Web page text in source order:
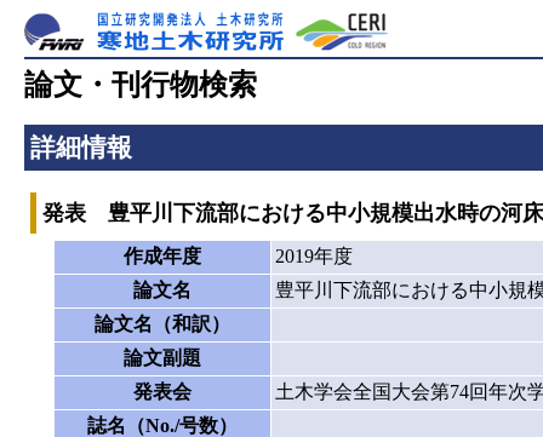
論文・刊行物検索
詳細情報
発表 豊平川下流部における中小規模出水時の河
作成年度
2019年度
論文名
豊平川下流部における中小規
論文名（和訳）
論文副題
発表会
土木学会全国大会第74回年次
誌名（No./号数）